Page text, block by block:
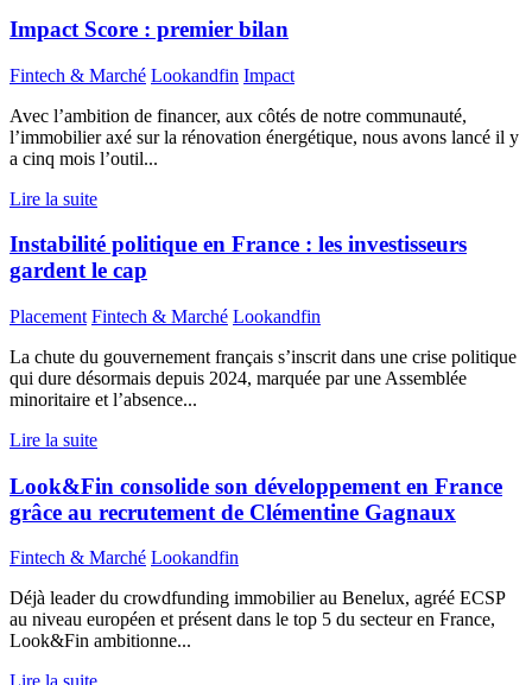
Impact Score : premier bilan
Fintech & Marché Lookandfin Impact
Avec l’ambition de financer, aux côtés de notre communauté,
l’immobilier axé sur la rénovation énergétique, nous avons lancé il y
a cinq mois l’outil...
Lire la suite
Instabilité politique en France : les investisseurs
gardent le cap
Placement Fintech & Marché Lookandfin
La chute du gouvernement français s’inscrit dans une crise politique
qui dure désormais depuis 2024, marquée par une Assemblée
minoritaire et l’absence...
Lire la suite
Look&Fin consolide son développement en France
grâce au recrutement de Clémentine Gagnaux
Fintech & Marché Lookandfin
Déjà leader du crowdfunding immobilier au Benelux, agréé ECSP
au niveau européen et présent dans le top 5 du secteur en France,
Look&Fin ambitionne...